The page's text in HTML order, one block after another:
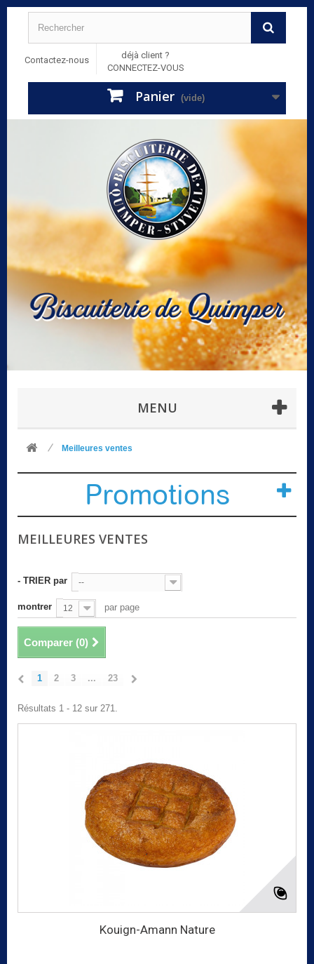
Contactez-nous
déjà client ?
CONNECTEZ-VOUS
Panier (vide)
MENU
Meilleures ventes
Promotions
MEILLEURES VENTES
- TRIER par --
montrer 12 par page
Comparer (0)
1 2 3 ... 23
Résultats 1 - 12 sur 271.
Kouign-Amann Nature